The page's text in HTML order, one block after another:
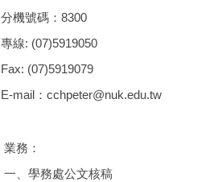
分機號碼：8300
專線: (07)5919050
Fax: (07)5919079
E-mail：cchpeter@nuk.edu.tw
業務：
一、學務處公文核稿